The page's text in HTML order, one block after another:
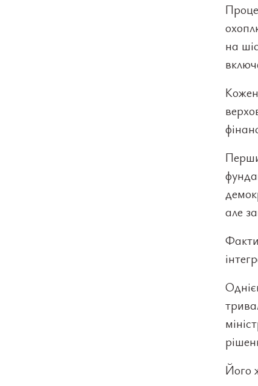
на
але
Його